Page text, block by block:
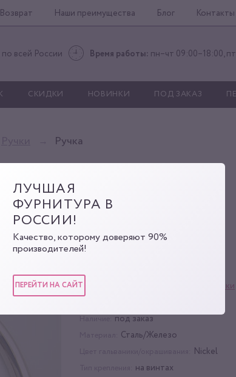
Возврат Наши преимущества Блог Контакты
по всей России Время работы: пн–чт 09:00–18:00,
СКИДКИ НОВИНКИ ПОД ЗАКАЗ
Ручка
Артикул:
Категории: Ручки
под заказ
Сталь/Железо
Nickel
на винтах
ЛУЧШАЯ
ФУРНИТУРА В
РОССИИ!
Качество, которому доверяют 90%
производителей!
ПЕРЕЙТИ НА САЙТ